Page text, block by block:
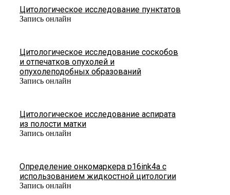
Цитологическое исследование пунктатов
Запись онлайн
Цитологическое исследование соскобов
и отпечатков опухолей и
опухолеподобных образований
Запись онлайн
Цитологическое исследование аспирата
из полости матки
Запись онлайн
Определение онкомаркера p16ink4a с
использованием жидкостной цитологии
Запись онлайн